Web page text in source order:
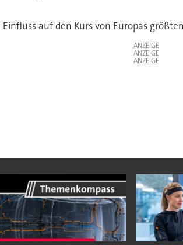
auf den Kurs von Europas
ANZEIGE
ANZEIGE
ANZEIGE